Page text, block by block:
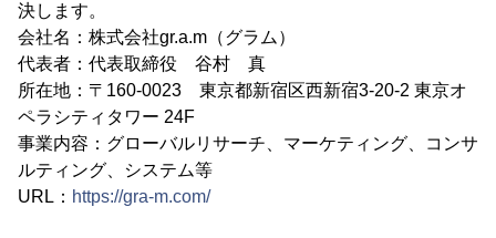
決します。
会社名：株式会社gr.a.m（グラム）
代表者：代表取締役 谷村 真
所在地：〒160-0023 東京都新宿区西新宿3-20-2 東京オ
ペラシティタワー 24F
事業内容：グローバルリサーチ、マーケティング、コンサ
ルティング、システム等
URL： https://gra-m.com/